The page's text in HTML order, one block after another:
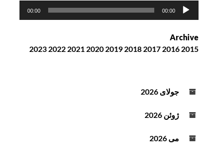
ک
ن
ه
و
00:00
00:00
Archive
2015
2016
2017
2018
2019
2020
2021
2022
2023
جولای 2026
ژوئن 2026
می 2026